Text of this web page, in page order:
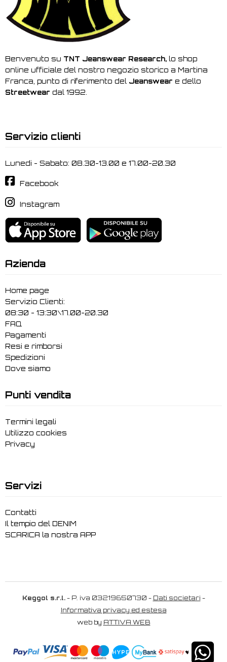
Benvenuto su TNT Jeanswear Research, lo shop
online ufficiale del nostro negozio storico a Martina
Franca, punto di riferimento del Jeanswear e dello
Streetwear dal 1992.
Servizio clienti
Lunedi - Sabato: 08.30-13.00 e 17.00-20.30
Facebook
Instagram
Azienda
Home page
Servizio Clienti:
08:30 - 13:30\17.00-20.30
FAQ
Pagamenti
Resi e rimborsi
Spedizioni
Dove siamo
Punti vendita
Termini legali
Utilizzo cookies
Privacy
Servizi
Contatti
Il tempio del DENIM
SCARICA la nostra APP
Keggol s.r.l.- P. iva 03219650730 - Dati societari -
Informativa privacy ed estesa
web by ATTIVA WEB